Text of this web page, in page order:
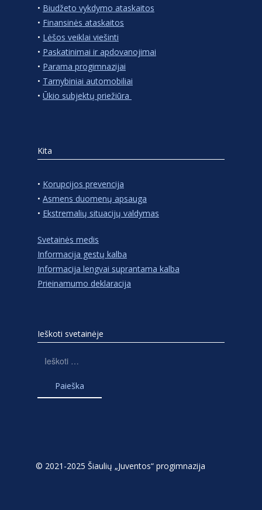
• Biudžeto vykdymo ataskaitos
• Finansinės ataskaitos
• Lėšos veiklai viešinti
• Paskatinimai ir apdovanojimai
• Parama progimnazijai
• Tarnybiniai automobiliai
• Ūkio subjektų priežiūra
Kita
• Korupcijos prevencija
• Asmens duomenų apsauga
• Ekstremalių situacijų valdymas
Svetainės medis
Informacija gestų kalba
Informacija lengvai suprantama kalba
Prieinamumo deklaracija
Ieškoti svetainėje
© 2021-2025 Šiaulių „Juventos“ progimnazija